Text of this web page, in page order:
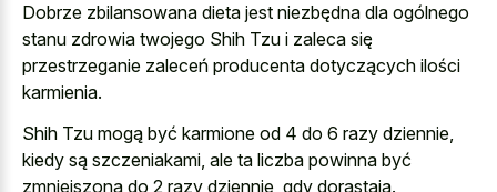
Dobrze zbilansowana dieta jest niezbędna dla ogólnego
stanu zdrowia twojego Shih Tzu i zaleca się
przestrzeganie zaleceń producenta dotyczących ilości
karmienia.
Shih Tzu mogą być karmione od 4 do 6 razy dziennie,
kiedy są szczeniakami, ale ta liczba powinna być
zmniejszona do 2 razy dziennie, gdy dorastają.